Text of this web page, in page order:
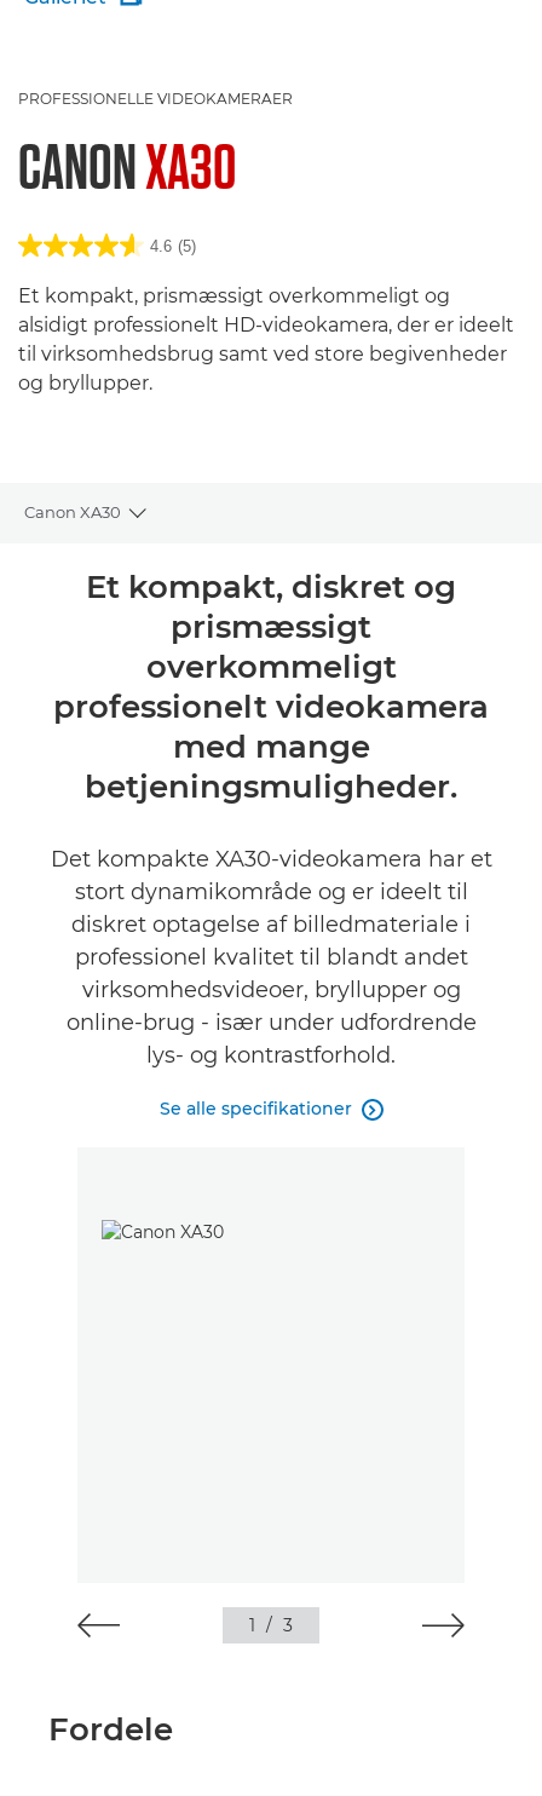
PROFESSIONELLE VIDEOKAMERAER
CANONXA30
4.6 (5)
Et kompakt, prismæssigt overkommeligt og
alsidigt professionelt HD-videokamera, der er ideelt
til virksomhedsbrug samt ved store begivenheder
og bryllupper.
Canon XA30
Toggle breadcrumbs
Oversigt
Anmeldelser
Et kompakt, diskret og
prismæssigt
overkommeligt
professionelt videokamera
med mange
betjeningsmuligheder.
Det kompakte XA30-videokamera har et
stort dynamikområde og er ideelt til
diskret optagelse af billedmateriale i
professionel kvalitet til blandt andet
virksomhedsvideoer, bryllupper og
online-brug - især under udfordrende
lys- og kontrastforhold.
Se alle specifikationer 
1 / 3
Fordele